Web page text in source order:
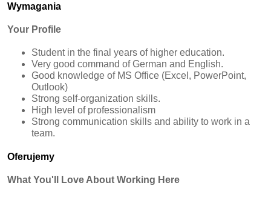
Wymagania
Your Profile
Student in the final years of higher education.
Very good command of German and English.
Good knowledge of MS Office (Excel, PowerPoint,
Outlook)
Strong self‑organization skills.
High level of professionalism
Strong communication skills and ability to work in a
team.
Oferujemy
What You'll Love About Working Here